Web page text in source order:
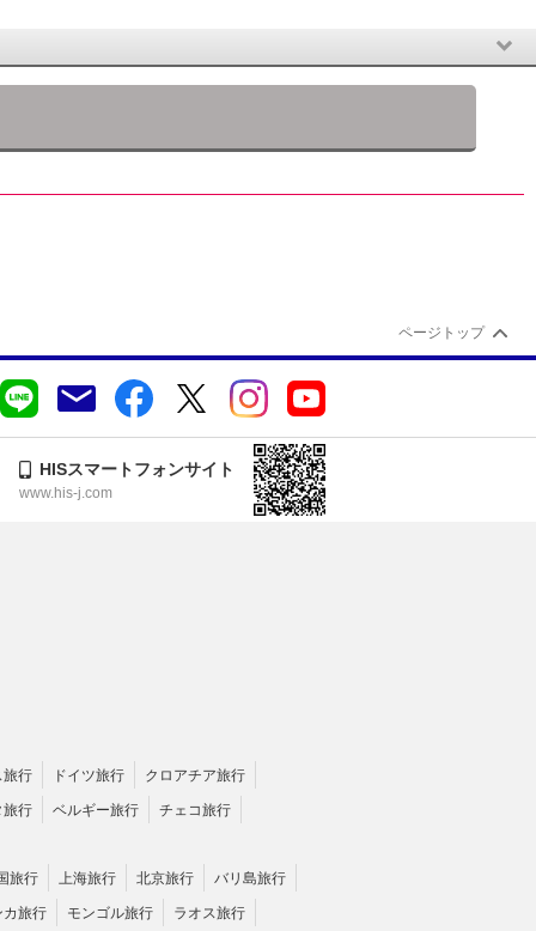
HISスマートフォンサイト
www.his-j.com
旅行 ドイツ旅行 クロアチア旅行
旅行 ベルギー旅行 チェコ旅行
旅行 上海旅行 北京旅行 バリ島旅行
カ旅行 モンゴル旅行 ラオス旅行
ページトップ